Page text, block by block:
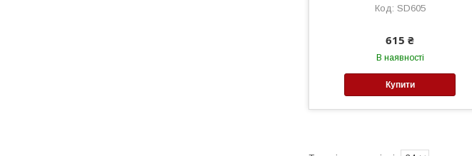
SD605
615 ₴
В наявності
Купити